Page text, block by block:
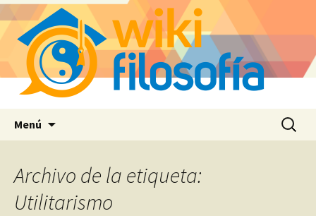
Menú Buscar:
Archivo de la etiqueta:
Utilitarismo